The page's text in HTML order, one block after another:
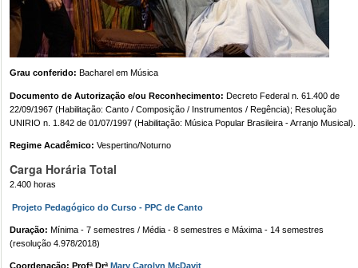
Grau conferido: Bacharel em Música
Documento de Autorização e/ou Reconhecimento: Decreto Federal n. 61.400 de
22/09/1967 (Habilitação: Canto / Composição / Instrumentos / Regência); Resolução
UNIRIO n. 1.842 de 01/07/1997 (Habilitação: Música Popular Brasileira - Arranjo Musical).
Regime Acadêmico: Vespertino/Noturno
Carga Horária Total
2.400 horas
Projeto Pedagógico do Curso - PPC de Canto
Duração: Mínima - 7 semestres / Média - 8 semestres e Máxima - 14 semestres
(resolução 4.978/2018)
Coordenação: Profª Drª Mary Carolyn McDavit